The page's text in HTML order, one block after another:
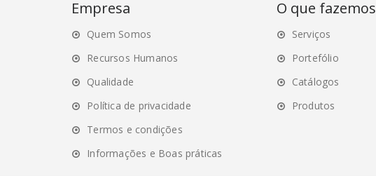
Empresa
Quem Somos
Recursos Humanos
Qualidade
Política de privacidade
Termos e condições
Informações e Boas práticas
O que fazemos
Serviços
Portefólio
Catálogos
Produtos